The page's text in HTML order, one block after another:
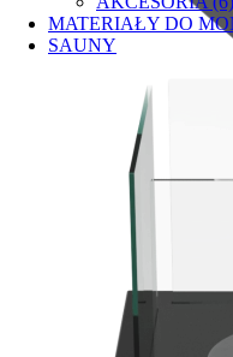
MATERIAŁY DO
SAUNY